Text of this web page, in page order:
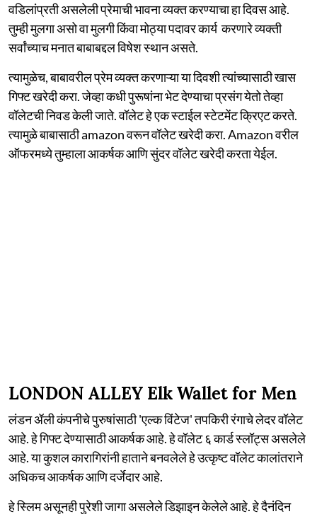
वडिलांप्रती असलेली प्रेमाची भावना व्यक्त करण्याचा हा दिवस आहे.
तुम्ही मुलगा असो वा मुलगी किंवा मोठ्या पदावर कार्य करणारे व्यक्ती
सर्वांच्याच मनात बाबाबद्दल विषेश स्थान असते.
त्यामुळेच, बाबावरील प्रेम व्यक्त करणाऱ्या या दिवशी त्यांच्यासाठी खास
गिफ्ट खरेदी करा. जेव्हा कधी पुरूषांना भेट देण्याचा प्रसंग येतो तेव्हा
वॉलेटची निवड केली जाते. वॉलेट हे एक स्टाईल स्टेटमेंट क्रिएट करते.
त्यामुळे बाबासाठी amazon वरून वॉलेट खरेदी करा. Amazon वरील
ऑफरमध्ये तुम्हाला आकर्षक आणि सुंदर वॉलेट खरेदी करता येईल.
LONDON ALLEY Elk Wallet for Men
लंडन ॲली कंपनीचे पुरुषांसाठी 'एल्क विंटेज' तपकिरी रंगाचे लेदर वॉलेट
आहे. हे गिफ्ट देण्यासाठी आकर्षक आहे. हे वॉलेट ६ कार्ड स्लॉट्स असलेले
आहे. या कुशल कारागिरांनी हाताने बनवलेले हे उत्कृष्ट वॉलेट कालांतराने
अधिकच आकर्षक आणि दर्जेदार आहे.
हे स्लिम असूनही पुरेशी जागा असलेले डिझाइन केलेले आहे. हे दैनंदिन